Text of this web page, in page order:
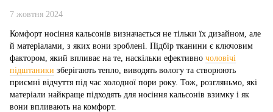
7 жовтня 2024
Комфорт носіння кальсонів визначається не тільки їх дизайном, але
й матеріалами, з яких вони зроблені. Підбір тканини є ключовим
фактором, який впливає на те, наскільки ефективно чоловічі
підштаники зберігають тепло, виводять вологу та створюють
приємні відчуття під час холодної пори року. Тож, розгляньмо, які
матеріали найкраще підходять для носіння кальсонів взимку і як
вони впливають на комфорт.